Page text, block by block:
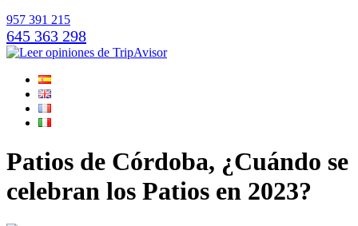
957 391 215
645 363 298
Patios de Córdoba, ¿Cuándo se
celebran los Patios en 2023?